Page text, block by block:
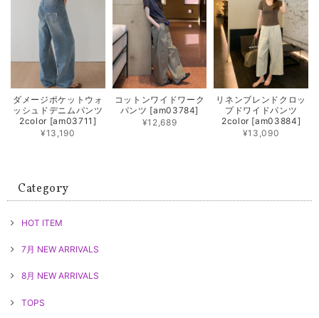
ダメージポケットウォ
ッシュドデニムパンツ
2color [am03711]
¥13,190
コットンワイドワーク
パンツ [am03784]
¥12,689
リネンブレンドクロッ
プドワイドパンツ
2color [am03884]
¥13,090
Category
HOT ITEM
7月 NEW ARRIVALS
8月 NEW ARRIVALS
TOPS